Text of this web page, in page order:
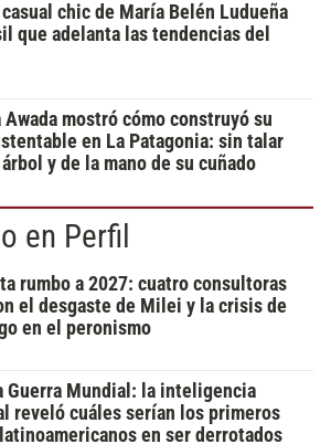
chic de María Belén Ludueña
que adelanta las tendencias del
mostró cómo construyó su
en La Patagonia: sin talar
y de la mano de su cuñado
en Perfil
rumbo a 2027: cuatro consultoras
el desgaste de Milei y la crisis de
en el peronismo
Guerra Mundial: la inteligencia
reveló cuáles serían los primeros
en ser derrotados